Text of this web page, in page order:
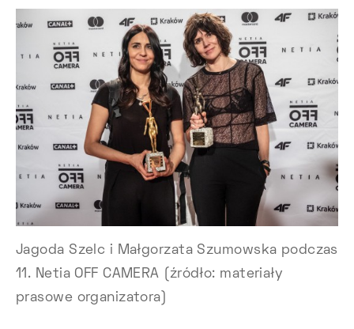
Jagoda Szelc i Małgorzata Szumowska podczas
11. Netia OFF CAMERA (źródło: materiały
prasowe organizatora)